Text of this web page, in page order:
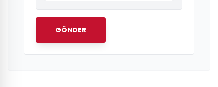
GÖNDER